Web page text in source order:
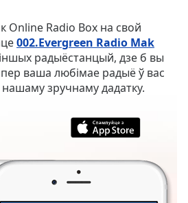
Online Radio Box на свой
002.Evergreen Radio Mak
радыёстанцый, дзе б вы
ваша любімае радыё ў вас
зручнаму дадатку.